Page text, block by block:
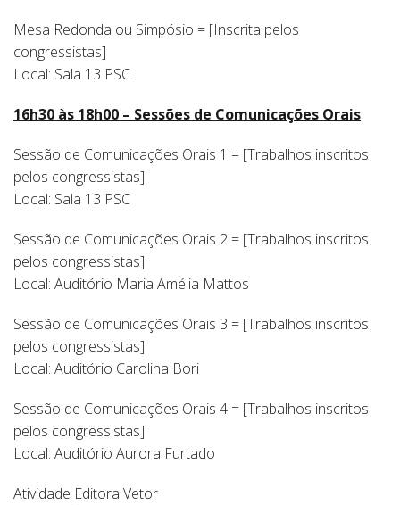
Mesa Redonda ou Simpósio = [Inscrita pelos
congressistas]
Local: Sala 13 PSC
16h30 às 18h00 – Sessões de Comunicações Orais
Sessão de Comunicações Orais 1 = [Trabalhos inscritos
pelos congressistas]
Local: Sala 13 PSC
Sessão de Comunicações Orais 2 = [Trabalhos inscritos
pelos congressistas]
Local: Auditório Maria Amélia Mattos
Sessão de Comunicações Orais 3 = [Trabalhos inscritos
pelos congressistas]
Local: Auditório Carolina Bori
Sessão de Comunicações Orais 4 = [Trabalhos inscritos
pelos congressistas]
Local: Auditório Aurora Furtado
Atividade Editora Vetor